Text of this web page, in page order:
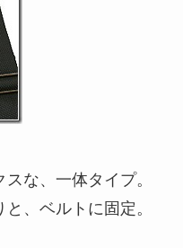
な、一体タイプ。
、ベルトに固定。